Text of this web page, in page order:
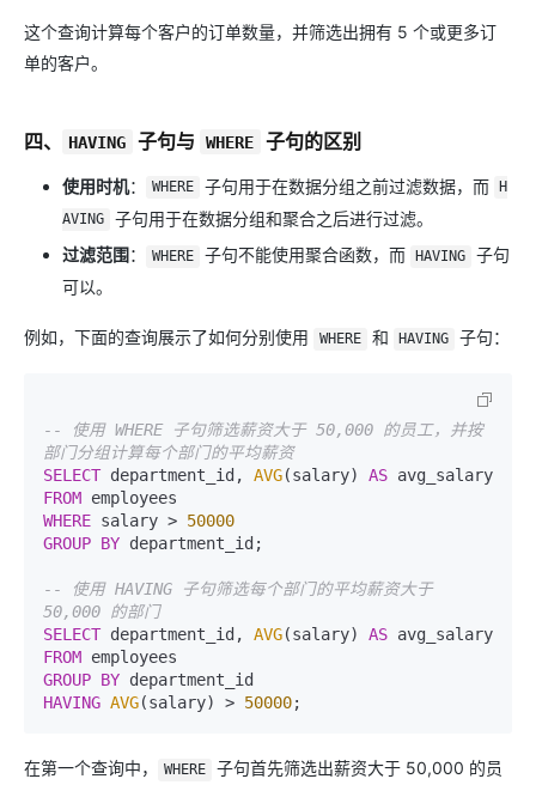
这个查询计算每个客户的订单数量，并筛选出拥有 5 个或更多订
单的客户。
四、 HAVING 子句与 WHERE 子句的区别
使用时机： WHERE 子句用于在数据分组之前过滤数据，而
H
AVING
子句用于在数据分组和聚合之后进行过滤。
过滤范围： WHERE 子句不能使用聚合函数，而 HAVING
子句
可以。
例如，下面的查询展示了如何分别使用 WHERE 和 HAVING 子句：
-- 使用 WHERE 子句筛选薪资大于 50,000 的员工，并按
部门分组计算每个部门的平均薪资
SELECT department_id, AVG(salary) AS
FROM
WHERE salary > 50000
GROUP BY department_id;
-- 使用 HAVING 子句筛选每个部门的平均薪资大于
50,000 的部门
SELECT department_id, AVG(salary) AS
FROM
GROUP BY
HAVING AVG(salary) > 50000
在第一个查询中， WHERE
子句首先筛选出薪资大于 50,000 的员